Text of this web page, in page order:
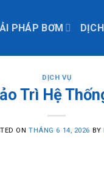
PHÁP BƠM
DỊCH VỤ
Trì Hệ
ONTHÁNG 6 14, 2026 BY